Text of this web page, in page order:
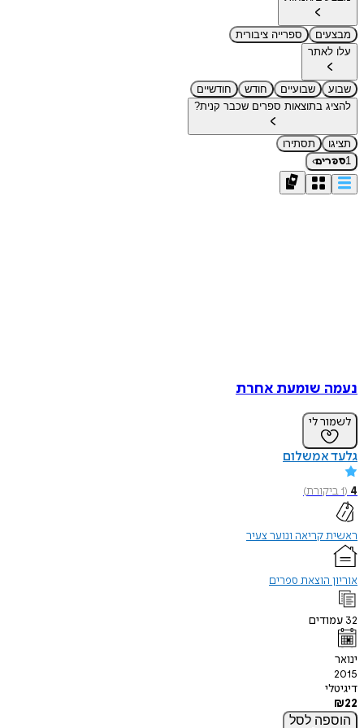
מבצעים
ספרייה ציבורית
עלו לאתר
שבוע שבועיים חודש
חודשיים
להציג בתוצאות ספרים שכבר קנית?
תציגו
תסתירו
1ספרים›
נעמה שומעת אחרת
לשמור לי
גלעד אמשלום
4
(
1ביקורת)
ראשית קריאה ונוער צעיר
אוריון הוצאת ספרים
32 עמודים
ינואר
2015
דיגיטלי
₪22
הוספה לסל